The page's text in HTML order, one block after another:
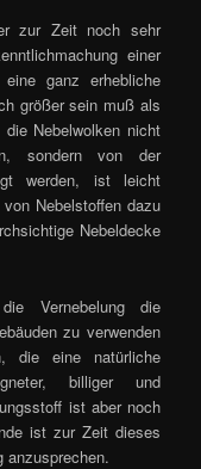
zur Zeit noch sehr
einer
ganz erhebliche
größer sein muß als
Nebelwolken nicht
sondern von der
werden, ist leicht
Nebelstoffen dazu
Nebeldecke
Vernebelung die
zu verwenden
die eine natürliche
billiger und
ist aber noch
ist zur Zeit dieses
anzusprechen.